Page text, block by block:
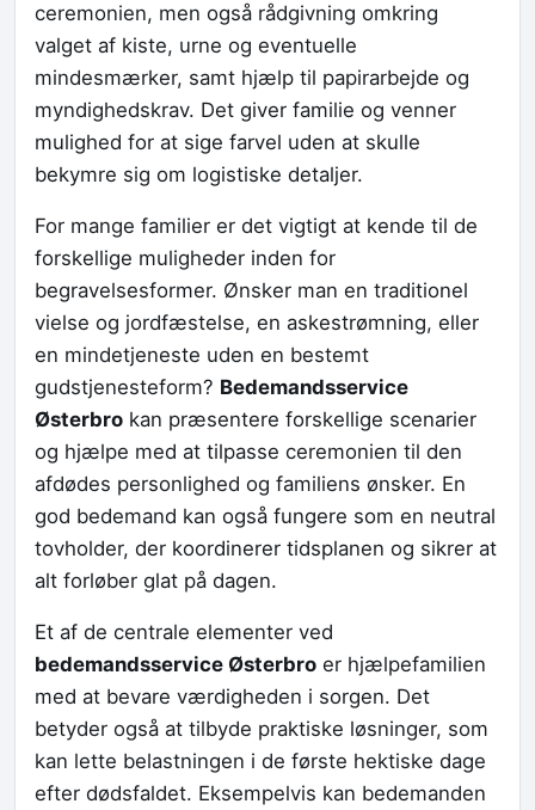
ceremonien, men også rådgivning omkring
valget af kiste, urne og eventuelle
mindesmærker, samt hjælp til papirarbejde og
myndighedskrav. Det giver familie og venner
mulighed for at sige farvel uden at skulle
bekymre sig om logistiske detaljer.
For mange familier er det vigtigt at kende til de
forskellige muligheder inden for
begravelsesformer. Ønsker man en traditionel
vielse og jordfæstelse, en askestrømning, eller
en mindetjeneste uden en bestemt
gudstjenesteform? Bedemandsservice
Østerbro kan præsentere forskellige scenarier
og hjælpe med at tilpasse ceremonien til den
afdødes personlighed og familiens ønsker. En
god bedemand kan også fungere som en neutral
tovholder, der koordinerer tidsplanen og sikrer at
alt forløber glat på dagen.
Et af de centrale elementer ved
bedemandsservice Østerbro er hjælpefamilien
med at bevare værdigheden i sorgen. Det
betyder også at tilbyde praktiske løsninger, som
kan lette belastningen i de første hektiske dage
efter dødsfaldet. Eksempelvis kan bedemanden